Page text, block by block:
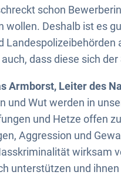
schon
wollen. Deshalb ist es
dass diese sich
Armborst, Leiter des
und Wut werden in
und Hetze offen
Aggression und
wirksam
unterstützen und